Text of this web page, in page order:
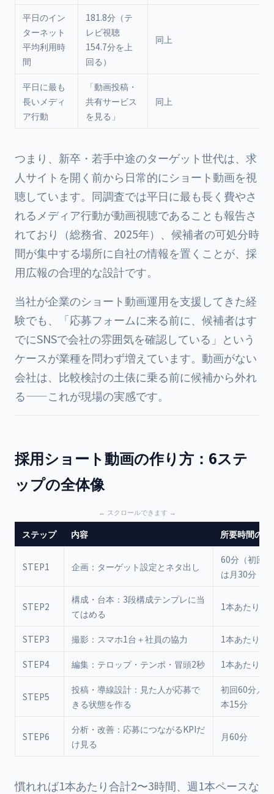
平日のイン
ターネット
平均利用時
間
181.8分（テ
レビ視聴
154.7分を上
回る）
同上
平日に最も
長いメディ
ア行動
「動画投稿・
共有サービス
を見る」
同上
つまり、新卒・若手中途のターゲット世代は、求
人サイトを開く前から日常的にショート動画を視
聴しています。同調査では平日に最も長く費やさ
れるメディア行動が動画視聴であることも報告さ
れており（総務省、2025年）、候補者の可処分時
間が集中する場所に自社の情報を置くことが、採
用広報の合理的な設計です。
当社が企業のショート動画運用を支援してきた経
験でも、「応募フォームに来る前に、候補者はす
でにSNSで会社の雰囲気を確認している」という
ケースが業種を問わず増えています。動画がない
会社は、比較検討の土俵に乗る前に候補から外れ
る——これが現場の実感です。
採用ショート動画の作り方：6ステ
ップの全体像
ステップ 内容 所要時間の目
STEP1 企画：ターゲット設定とネタ出し
60分（初回
は月30分
STEP2
構成・台本：3段構成テンプレに当
てはめる
1本あたり20
STEP3 撮影：スマホ1台＋社員の協力 1本あたり30
STEP4 編集：テロップ・テンポ・冒頭2秒 1本あたり30
STEP5
投稿・導線設計：見た人が応募で
きる状態を作る
初回60分／
本15分
STEP6
分析・改善：応募につながるKPIだ
け見る
月60分
慣れれば1本あたり合計2〜3時間、週1本ペースな